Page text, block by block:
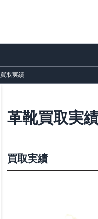
買取実績
革靴買取実
買取実績